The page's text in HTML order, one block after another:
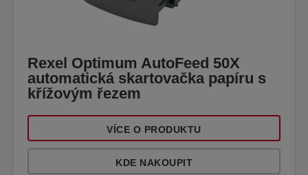
Rexel Optimum AutoFeed 50X
automatická skartovačka papíru s
křížovým řezem
VÍCE O PRODUKTU
KDE NAKOUPIT